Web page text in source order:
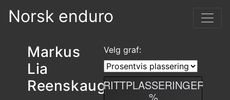
Norsk enduro
Markus
Lia
Reenskaug
Velg graf:
RITTPLASSERINGER
%